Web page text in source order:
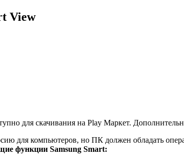
View
для скачивания на Play Маркет.
для компьютеров, но ПК должен обладать
функции Samsung Smart: